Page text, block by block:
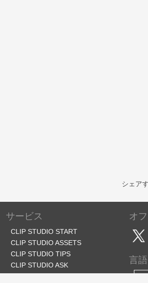
シェア
サービス
CLIP STUDIO START
CLIP STUDIO ASSETS
CLIP STUDIO TIPS
CLIP STUDIO ASK
オ
言語